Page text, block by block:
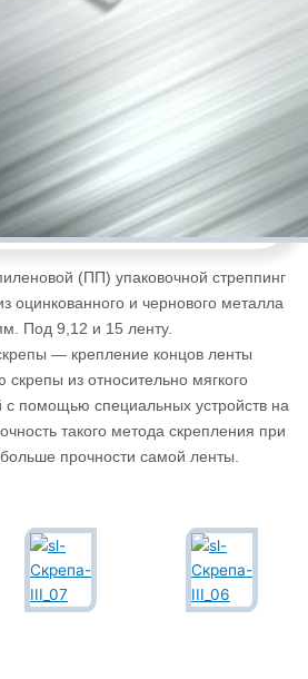
(ПП) упаковочной стреппинг
оцинкованного и чернового металла
Под 9,12 и 15 ленту.
— крепление концов ленты
из относительно мягкого
с помощью специальных устройств на
такого метода скрепления при
прочности самой ленты.